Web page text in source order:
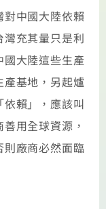
中國大陸依賴
充其量只是利
大陸這些生產
基地，另起爐
賴」，應該叫
用全球資源，
廠商必然面臨